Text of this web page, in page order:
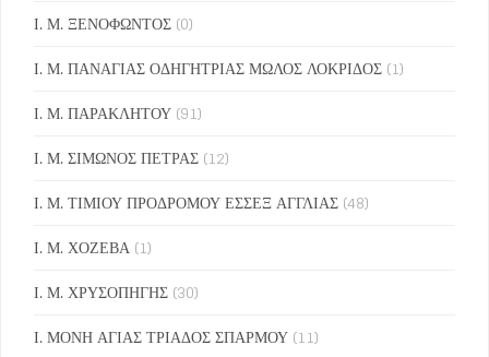
Ι. Μ. ΞΕΝΟΦΩΝΤΟΣ (0)
Ι. Μ. ΠΑΝΑΓΙΑΣ ΟΔΗΓΗΤΡΙΑΣ ΜΩΛΟΣ ΛΟΚΡΙΔΟΣ (1)
Ι. Μ. ΠΑΡΑΚΛΗΤΟΥ (91)
Ι. Μ. ΣΙΜΩΝΟΣ ΠΕΤΡΑΣ (12)
Ι. Μ. ΤΙΜΙΟΥ ΠΡΟΔΡΟΜΟΥ ΕΣΣΕΞ ΑΓΓΛΙΑΣ (48)
Ι. Μ. ΧΟΖΕΒΑ (1)
Ι. Μ. ΧΡΥΣΟΠΗΓΗΣ (30)
Ι. ΜΟΝΗ ΑΓΙΑΣ ΤΡΙΑΔΟΣ ΣΠΑΡΜΟΥ (11)